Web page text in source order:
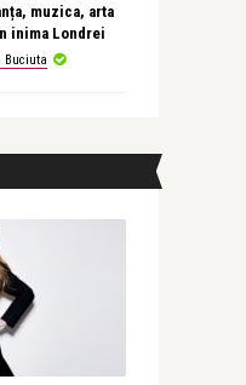
muzica, arta
inima Londrei
Buciuta